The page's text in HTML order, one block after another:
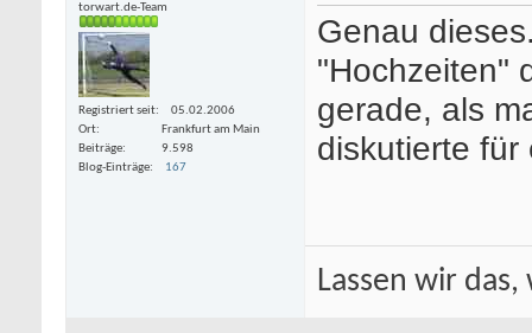
torwart.de-Team
Registriert seit
05.02.2006
Ort
Frankfurt am Main
Beiträge
9.598
Blog-Einträge
167
Genau
"Hochzeiten"
gerade, als
diskutierte für
Lassen wir